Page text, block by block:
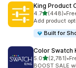
King Product
4.7별 5개 중
(448)
총 리뷰 448개
•
Add product
Built for
Color Swatch
5.0별 5개 중
(2,781)
총 리뷰 2781개
•
BOOST SALE